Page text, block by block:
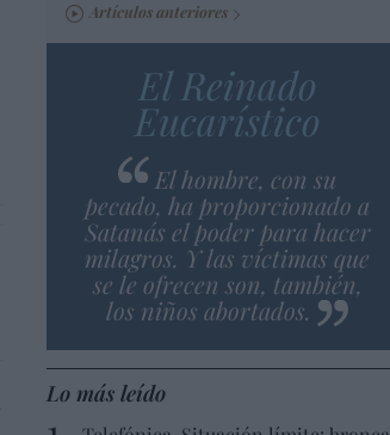
Artículos anteriores
El Reinado
Eucarístico
El hombre, con su
pecado, ha proporcionado a
Satanás el poder para hacer
milagros. Y las víctimas que
se le ofrecen son, también,
los niños abortados.
Lo más leído